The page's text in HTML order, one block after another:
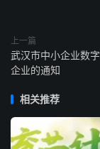
上一篇
武汉市中小企业数
企业的通知
相关推荐